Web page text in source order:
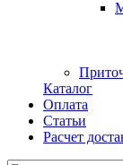
Каталог
Оплата
Статьи
Расчет